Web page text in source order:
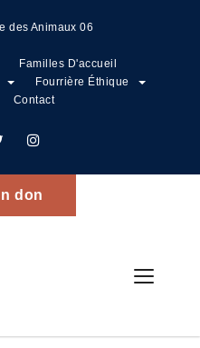
des Animaux 06
Familles D'accueil
Fourrière Éthique
Contact
don